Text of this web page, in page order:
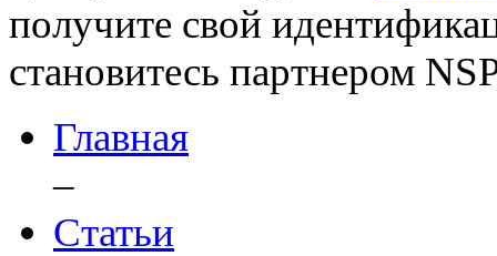
получите свой
становитесь партнером
Главная
–
Статьи